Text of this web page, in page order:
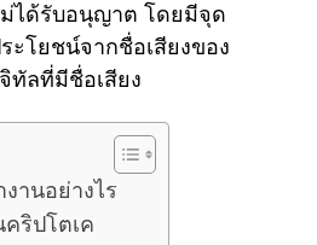
ม่ได้รับอนุญาต โดยมีจุด
ะโยชน์จากชื่อเสียงของ
ทัลที่มีชื่อเสียง
านอย่างไร
ริปโตเค